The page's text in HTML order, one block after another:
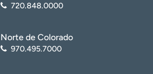
720.848.0000
Norte de Colorado
970.495.7000